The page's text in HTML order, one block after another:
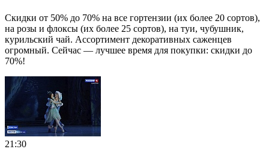
Скидки от 50% до 70% на все гортензии (их более 20 сортов),
на розы и флоксы (их более 25 сортов), на туи, чубушник,
курильский чай. Ассортимент декоративных саженцев
огромный. Сейчас — лучшее время для покупки: скидки до
70%!
21:30